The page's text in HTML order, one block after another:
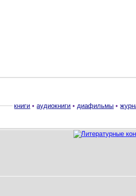
книги •аудиокниги •диафильмы •